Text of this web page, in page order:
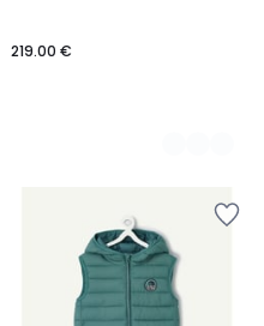
219.00 €